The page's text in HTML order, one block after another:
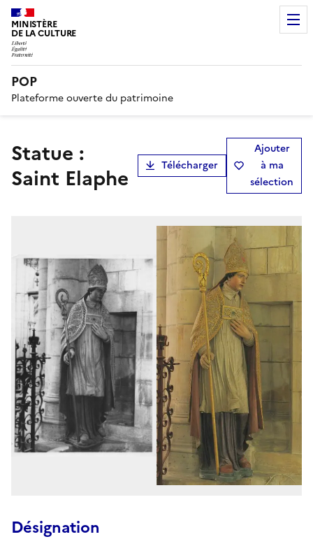
MINISTÈRE
DE LA CULTURE
POP
Plateforme ouverte du patrimoine
statue :
Saint Elaphe
Télécharger
Ajouter
à ma
sélection
Désignation